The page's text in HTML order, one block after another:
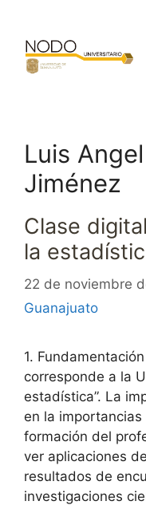
contenido
Luis
Jiménez
Clase
la
22 de noviembre
Guanajuato
1.
corresponde a la
estadística”. La
en la
formación del
ver aplicaciones
resultados de
investigaciones